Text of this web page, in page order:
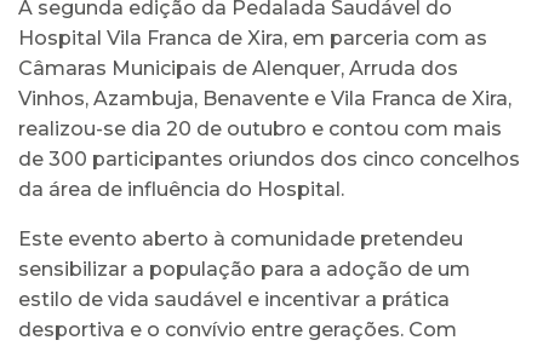
A segunda edição da Pedalada Saudável do
Hospital Vila Franca de Xira, em parceria com as
Câmaras Municipais de Alenquer, Arruda dos
Vinhos, Azambuja, Benavente e Vila Franca de Xira,
realizou-se dia 20 de outubro e contou com mais
de 300 participantes oriundos dos cinco concelhos
da área de influência do Hospital.
Este evento aberto à comunidade pretendeu
sensibilizar a população para a adoção de um
estilo de vida saudável e incentivar a prática
desportiva e o convívio entre gerações. Com